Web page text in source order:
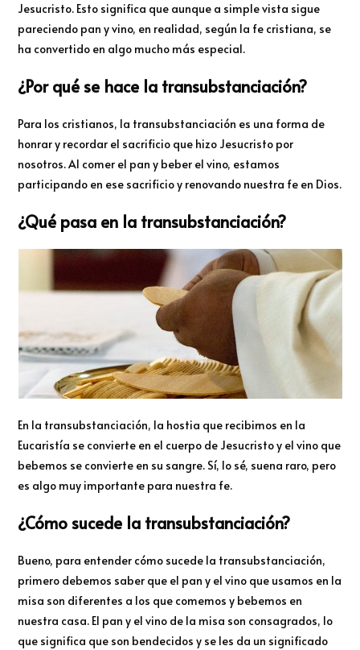
Jesucristo. Esto significa que aunque a simple vista sigue
pareciendo pan y vino, en realidad, según la fe cristiana, se
ha convertido en algo mucho más especial.
¿Por qué se hace la transubstanciación?
Para los cristianos, la transubstanciación es una forma de
honrar y recordar el sacrificio que hizo Jesucristo por
nosotros. Al comer el pan y beber el vino, estamos
participando en ese sacrificio y renovando nuestra fe en Dios.
¿Qué pasa en la transubstanciación?
En la transubstanciación, la hostia que recibimos en la
Eucaristía se convierte en el cuerpo de Jesucristo y el vino que
bebemos se convierte en su sangre. Sí, lo sé, suena raro, pero
es algo muy importante para nuestra fe.
¿Cómo sucede la transubstanciación?
Bueno, para entender cómo sucede la transubstanciación,
primero debemos saber que el pan y el vino que usamos en la
misa son diferentes a los que comemos y bebemos en
nuestra casa. El pan y el vino de la misa son consagrados, lo
que significa que son bendecidos y se les da un significado